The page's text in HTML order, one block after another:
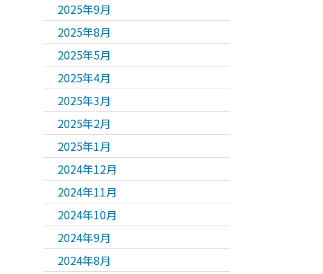
2025年9月
2025年8月
2025年5月
2025年4月
2025年3月
2025年2月
2025年1月
2024年12月
2024年11月
2024年10月
2024年9月
2024年8月